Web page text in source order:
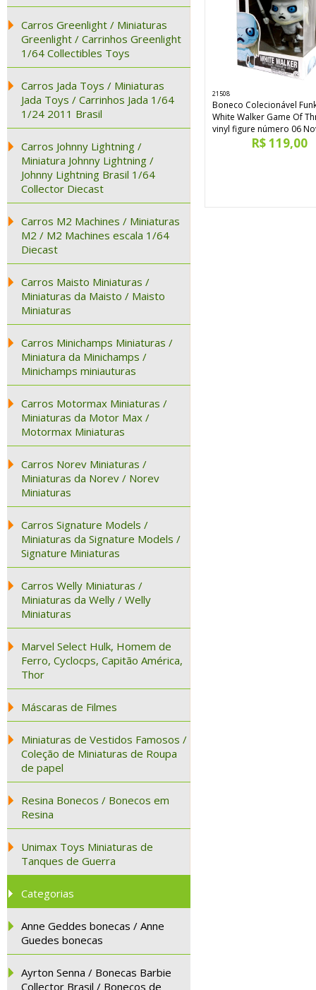
Carros Greenlight / Miniaturas
Greenlight / Carrinhos Greenlight
1/64 Collectibles Toys
Carros Jada Toys / Miniaturas
Jada Toys / Carrinhos Jada 1/64
1/24 2011 Brasil
Carros Johnny Lightning /
Miniatura Johnny Lightning /
Johnny Lightning Brasil 1/64
Collector Diecast
Carros M2 Machines / Miniaturas
M2 / M2 Machines escala 1/64
Diecast
Carros Maisto Miniaturas /
Miniaturas da Maisto / Maisto
Miniaturas
Carros Minichamps Miniaturas /
Miniatura da Minichamps /
Minichamps miniauturas
Carros Motormax Miniaturas /
Miniaturas da Motor Max /
Motormax Miniaturas
Carros Norev Miniaturas /
Miniaturas da Norev / Norev
Miniaturas
Carros Signature Models /
Miniaturas da Signature Models /
Signature Miniaturas
Carros Welly Miniaturas /
Miniaturas da Welly / Welly
Miniaturas
Marvel Select Hulk, Homem de
Ferro, Cyclocps, Capitão América,
Thor
Máscaras de Filmes
Miniaturas de Vestidos Famosos /
Coleção de Miniaturas de Roupa
de papel
Resina Bonecos / Bonecos em
Resina
Unimax Toys Miniaturas de
Tanques de Guerra
Categorias
Anne Geddes bonecas / Anne
Guedes bonecas
Ayrton Senna / Bonecas Barbie
Collector Brasil / Bonecos de
21508
Boneco Colecionável
White Walker Game Of
vinyl figure número 06
R$ 119,00